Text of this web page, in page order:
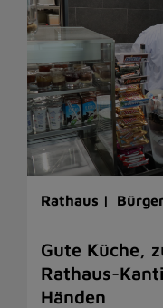
Rathaus |
Gute Küche,
Rathaus-
Händen